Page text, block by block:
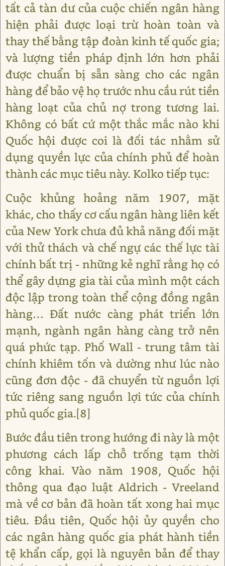
tất cả tàn dư của cuộc chiến ngân hàng
hiện phải được loại trừ hoàn toàn và
thay thế bằng tập đoàn kinh tế quốc gia;
và lượng tiền pháp định lớn hơn phải
được chuẩn bị sẵn sàng cho các ngân
hàng để bảo vệ họ trước nhu cầu rút tiền
hàng loạt của chủ nợ trong tương lai.
Không có bất cứ một thắc mắc nào khi
Quốc hội được coi là đối tác nhằm sử
dụng quyền lực của chính phủ để hoàn
thành các mục tiêu này. Kolko tiếp tục:
Cuộc khủng hoảng năm 1907, mặt
khác, cho thấy cơ cấu ngân hàng liên kết
của New York chưa đủ khả năng đối mặt
với thử thách và chế ngự các thế lực tài
chính bất trị - những kẻ nghĩ rằng họ có
thể gây dựng gia tài của mình một cách
độc lập trong toàn thể cộng đồng ngân
hàng… Đất nước càng phát triển lớn
mạnh, ngành ngân hàng càng trở nên
quá phức tạp. Phố Wall - trung tâm tài
chính khiêm tốn và dường như lúc nào
cũng đơn độc - đã chuyển từ nguồn lợi
tức riêng sang nguồn lợi tức của chính
phủ quốc gia.[8]
Bước đầu tiên trong hướng đi này là một
phương cách lấp chỗ trống tạm thời
công khai. Vào năm 1908, Quốc hội
thông qua đạo luật Aldrich - Vreeland
mà về cơ bản đã hoàn tất xong hai mục
tiêu. Đầu tiên, Quốc hội ủy quyền cho
các ngân hàng quốc gia phát hành tiền
tệ khẩn cấp, gọi là nguyên bản để thay